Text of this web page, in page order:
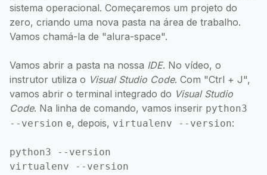
sistema operacional. Começaremos um projeto do
zero, criando uma nova pasta na área de trabalho.
Vamos chamá-la de "alura-space".
Vamos abrir a pasta na nossa IDE. No vídeo, o
instrutor utiliza o Visual Studio Code. Com "Ctrl + J",
vamos abrir o terminal integrado do Visual Studio
Code. Na linha de comando, vamos inserir python3
--version e, depois, virtualenv --version:
python3 --version
virtualenv --version